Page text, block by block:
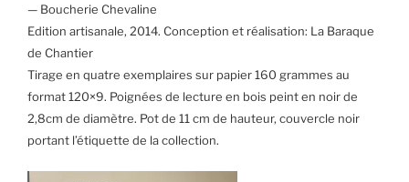
— Boucherie Chevaline
Edition artisanale, 2014. Conception et réalisation: La Baraque
de Chantier
Tirage en quatre exemplaires sur papier 160 grammes au
format 120×9. Poignées de lecture en bois peint en noir de
2,8cm de diamètre. Pot de 11 cm de hauteur, couvercle noir
portant l’étiquette de la collection.